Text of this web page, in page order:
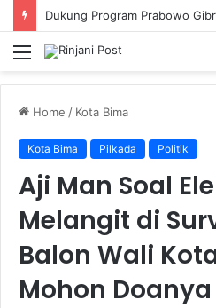
Menu
Home / Kota Bima
Kota Bima Pilkada Politik
Aji Man Soal
Melangit di
Balon Wali
Mohon Doanya